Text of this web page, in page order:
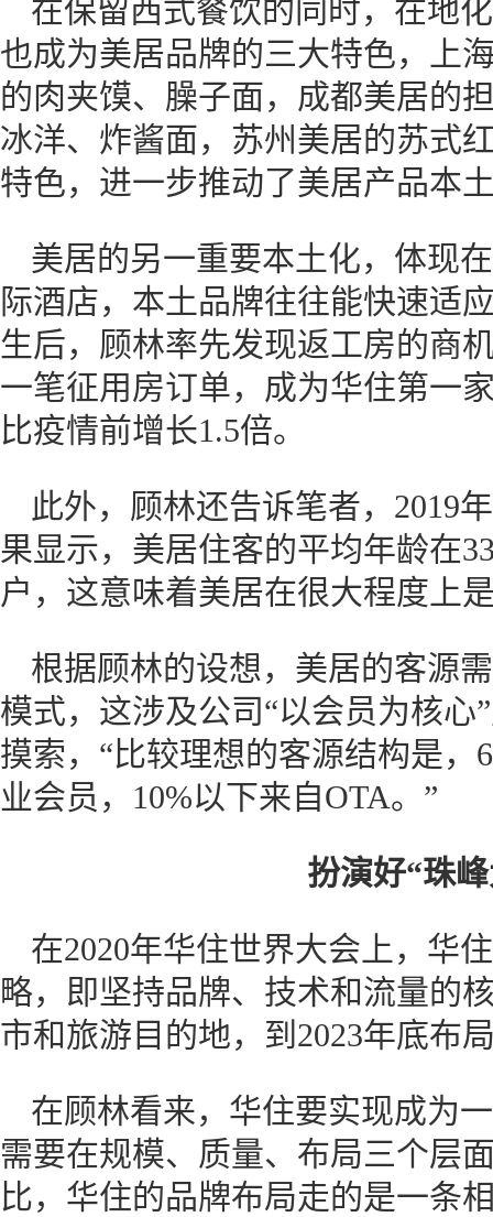
在保留西式餐饮的同时，在地
也成为美居品牌的三大特色，上
的肉夹馍、臊子面，成都美居的
冰洋、炸酱面，苏州美居的苏式
特色，进一步推动了美居产品本
美居的另一重要本土化，体现
际酒店，本土品牌往往能快速适
生后，顾林率先发现返工房的商
一笔征用房订单，成为华住第一
比疫情前增长1.5倍。
此外，顾林还告诉笔者，2019
果显示，美居住客的平均年龄在
户，这意味着美居在很大程度上
根据顾林的设想，美居的客源
模式，这涉及公司“以会员为核
摸索，“比较理想的客源结构是，
业会员，10%以下来自OTA。”
扮演好“珠
在2020年华住世界大会上，华
略，即坚持品牌、技术和流量的
市和旅游目的地，到2023年底布
在顾林看来，华住要实现成为
需要在规模、质量、布局三个层
比，华住的品牌布局走的是一条